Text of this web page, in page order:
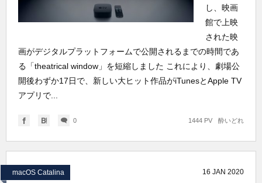
し、映画
館で上映
された映
画がデジタルプラットフォームで公開されるまでの時間であ
る「theatrical window」を短縮しました これにより、劇場公
開後わずか17日で、新しい大ヒット作品がiTunesとApple TV
アプリで...
0 酔いどれ
1444 PV
macOS Catalina 16 JAN 2020